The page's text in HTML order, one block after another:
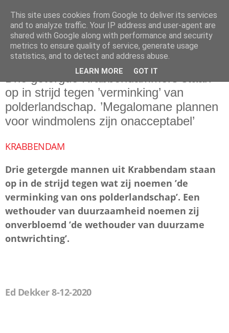
dinsdag 8 december 2020
Drie getergde Krabbendammers staan
op in strijd tegen ’verminking’ van
polderlandschap. ’Megalomane plannen
voor windmolens zijn onacceptabel’
KRABBENDAM
Drie getergde mannen uit Krabbendam staan
op in de strijd tegen wat zij noemen ’de
verminking van ons polderlandschap’. Een
wethouder van duurzaamheid noemen zij
onverbloemd ’de wethouder van duurzame
ontwrichting’.
Ed Dekker 8-12-2020
This site uses cookies from Google to deliver its services
and to analyze traffic. Your IP address and user-agent are
shared with Google along with performance and security
metrics to ensure quality of service, generate usage
statistics, and to detect and address abuse.
LEARN MORE GOT IT